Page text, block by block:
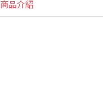
商品介紹